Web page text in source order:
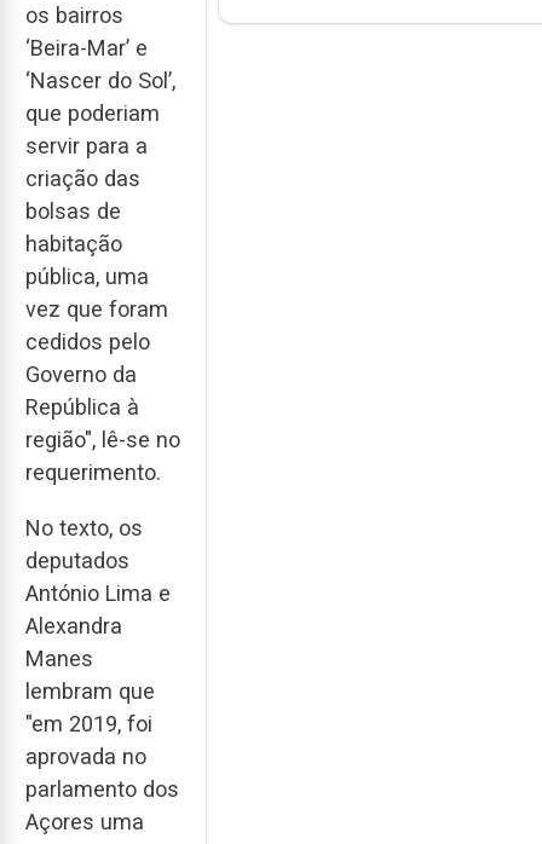
os bairros
‘Beira-Mar’ e
‘Nascer do Sol’,
que poderiam
servir para a
criação das
bolsas de
habitação
pública, uma
vez que foram
cedidos pelo
Governo da
República à
região", lê-se no
requerimento.
No texto, os
deputados
António Lima e
Alexandra
Manes
lembram que
"em 2019, foi
aprovada no
parlamento dos
Açores uma